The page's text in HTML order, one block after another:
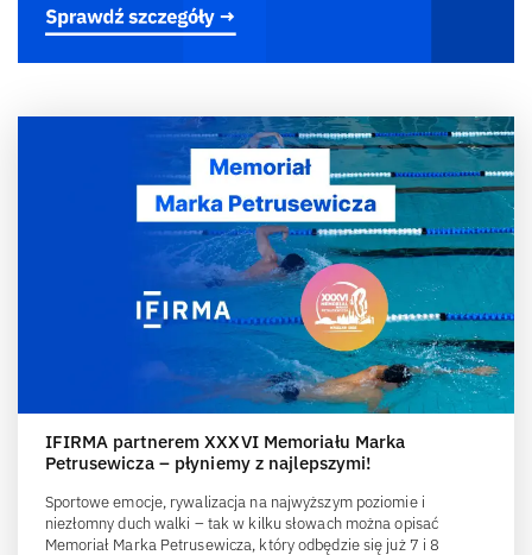
IFIRMA partnerem XXXVI Memoriału Marka
Petrusewicza – płyniemy z najlepszymi!
Sportowe emocje, rywalizacja na najwyższym poziomie i
niezłomny duch walki – tak w kilku słowach można opisać
Memoriał Marka Petrusewicza, który odbędzie się już 7 i 8